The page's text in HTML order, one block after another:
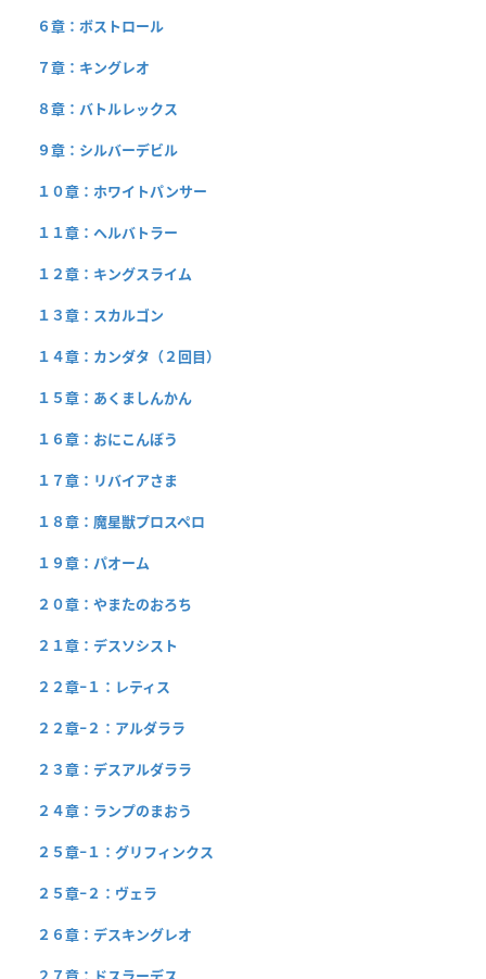
６章：ボストロール
７章：キングレオ
８章：バトルレックス
９章：シルバーデビル
１０章：ホワイトパンサー
１１章：ヘルバトラー
１２章：キングスライム
１３章：スカルゴン
１４章：カンダタ（２回目）
１５章：あくましんかん
１６章：おにこんぼう
１７章：リバイアさま
１８章：魔星獣プロスペロ
１９章：パオーム
２０章：やまたのおろち
２１章：デスソシスト
２２章−１：レティス
２２章−２：アルダララ
２３章：デスアルダララ
２４章：ランプのまおう
２５章−１：グリフィンクス
２５章−２：ヴェラ
２６章：デスキングレオ